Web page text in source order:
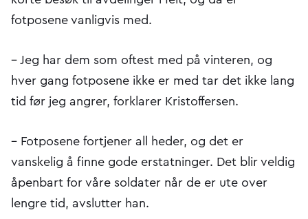
fotposene vanligvis med.
– Jeg har dem som oftest med på vinteren, og
hver gang fotposene ikke er med tar det ikke lang
tid før jeg angrer, forklarer Kristoffersen.
– Fotposene fortjener all heder, og det er
vanskelig å finne gode erstatninger. Det blir veldig
åpenbart for våre soldater når de er ute over
lengre tid, avslutter han.